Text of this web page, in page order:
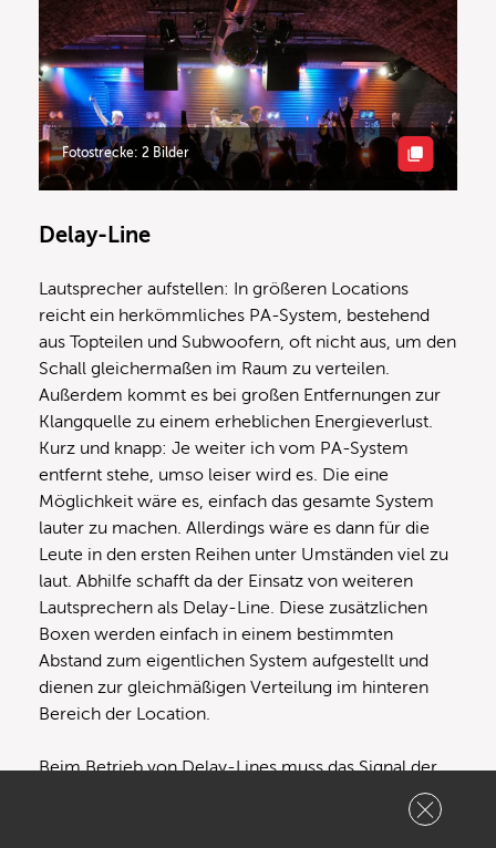
Fotostrecke: 2 Bilder
Delay-Line
Lautsprecher aufstellen: In größeren Locations
reicht ein herkömmliches PA-System, bestehend
aus Topteilen und Subwoofern, oft nicht aus, um den
Schall gleichermaßen im Raum zu verteilen.
Außerdem kommt es bei großen Entfernungen zur
Klangquelle zu einem erheblichen Energieverlust.
Kurz und knapp: Je weiter ich vom PA-System
entfernt stehe, umso leiser wird es. Die eine
Möglichkeit wäre es, einfach das gesamte System
lauter zu machen. Allerdings wäre es dann für die
Leute in den ersten Reihen unter Umständen viel zu
laut. Abhilfe schafft da der Einsatz von weiteren
Lautsprechern als Delay-Line. Diese zusätzlichen
Boxen werden einfach in einem bestimmten
Abstand zum eigentlichen System aufgestellt und
dienen zur gleichmäßigen Verteilung im hinteren
Bereich der Location.
Beim Betrieb von Delay-Lines muss das Signal der
Delay-Lautsprecher zum Signal der Main-PA so